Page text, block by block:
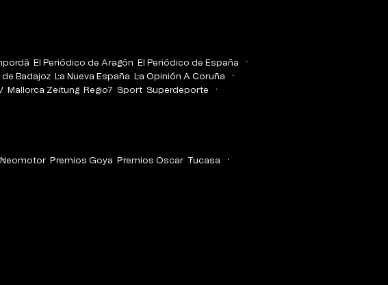
El Periódico de Aragón
El Periódico de España
de Badajoz La Nueva España
La Opinión A Coruña
Mallorca Zeitung Regio7 Sport Superdeporte
Neomotor Premios Goya Premios Oscar
Tucasa